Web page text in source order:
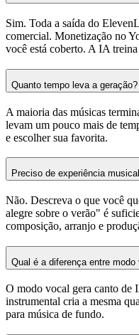
Sim. Toda a saída do
comercial. Monetização no
você está coberto. A IA
Quanto tempo leva a geração?
A maioria das músicas
levam um pouco mais de
e escolher sua favorita.
Preciso de experiência
Não. Descreva o que você
alegre sobre o verão" é
composição, arranjo e
Qual é a diferença entre
O modo vocal gera canto de
instrumental cria a mesma
para música de fundo.